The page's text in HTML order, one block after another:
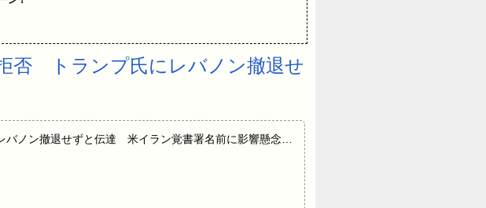
否 トランプ氏にレバノン撤退せ
ノン撤退せずと伝達 米イラン覚書署名前に影響懸念…